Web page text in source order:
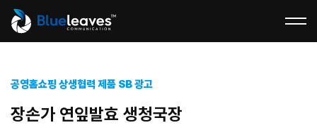
공영홈쇼핑 상생협력 제품 SB 광고
장손가 연잎발효 생청국장